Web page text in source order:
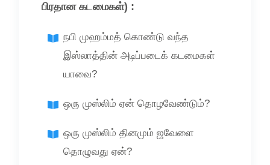
பிரதான கடமைகள்) :
நபி முஹம்மத் கொண்டு வந்த
இஸ்லாத்தின் அடிப்படைக் கடமைகள்
யாவை?
ஒரு முஸ்லிம் ஏன் தொழவேண்டும்?
ஒரு முஸ்லிம் தினமும் ஜவேளை
தொழுவது ஏன்?